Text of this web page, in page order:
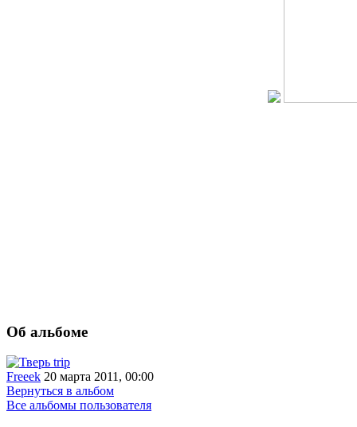
Об альбоме
Freeek 20 марта 2011, 00:00
Вернуться в альбом
Все альбомы пользователя